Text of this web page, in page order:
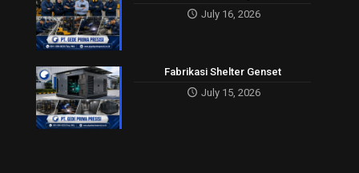
July 16, 2026
Fabrikasi Shelter Genset
July 15, 2026